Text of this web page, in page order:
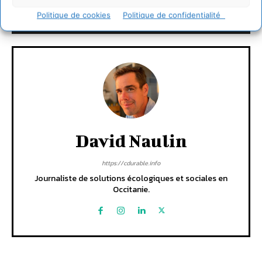
Politique de cookies Politique de confidentialité
CONNECTER POUR LAISSER UN COMMENTAIRE
David Naulin
https://cdurable.info
Journaliste de solutions écologiques et sociales en
Occitanie.